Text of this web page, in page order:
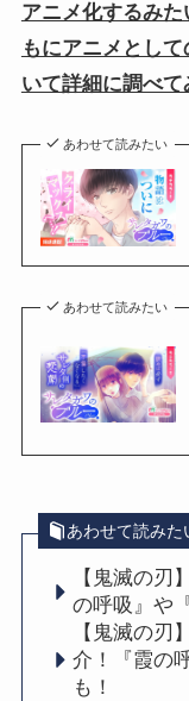
アニメ化するみ
もにアニメとし
いて詳細に調べて
あわせて読みたい
あわせて読みたい
あわせて読みた
【鬼滅の刃
の呼吸』や
【鬼滅の刃
介！『霞の
も！